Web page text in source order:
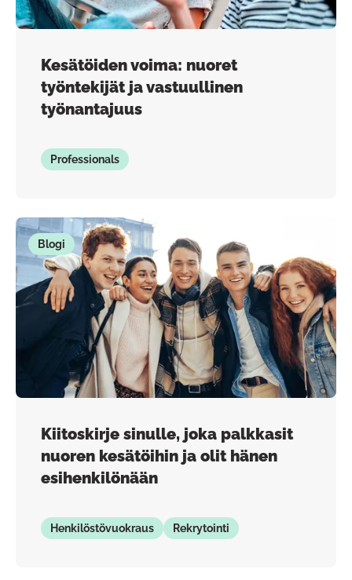
Kesätöiden voima: nuoret
työntekijät ja vastuullinen
työnantajuus
Professionals
Blogi
Kiitoskirje sinulle, joka palkkasit
nuoren kesätöihin ja olit hänen
esihenkilönään
Henkilöstövuokraus Rekrytointi